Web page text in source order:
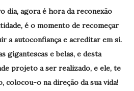
dia, agora é hora da reconexão
é o momento de recomeçar
a autoconfiança e acreditar em si.
gigantescas e belas, e desta
projeto a ser realizado, e ele, te
o na direção da sua vida!